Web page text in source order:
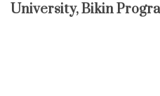
University, Bikin